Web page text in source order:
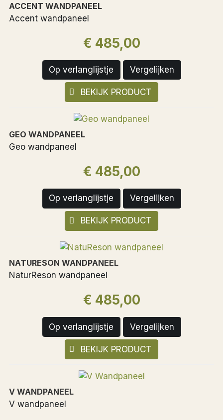
ACCENT WANDPANEEL
Accent wandpaneel
€ 485,00
Op verlanglijstje Vergelijken
BEKIJK PRODUCT
GEO WANDPANEEL
Geo wandpaneel
€ 485,00
Op verlanglijstje Vergelijken
BEKIJK PRODUCT
NATURESON WANDPANEEL
NaturReson wandpaneel
€ 485,00
Op verlanglijstje Vergelijken
BEKIJK PRODUCT
V WANDPANEEL
V wandpaneel